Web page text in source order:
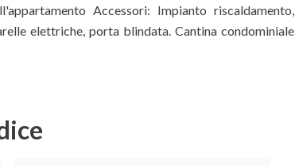
Accessori: Impianto riscaldamento,
elettriche, porta blindata. Cantina condominiale